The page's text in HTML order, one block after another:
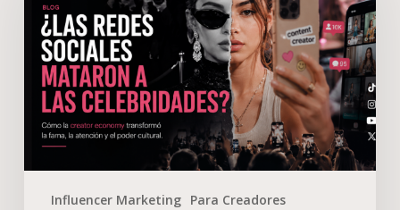
Influencer Marketing Para Creadores